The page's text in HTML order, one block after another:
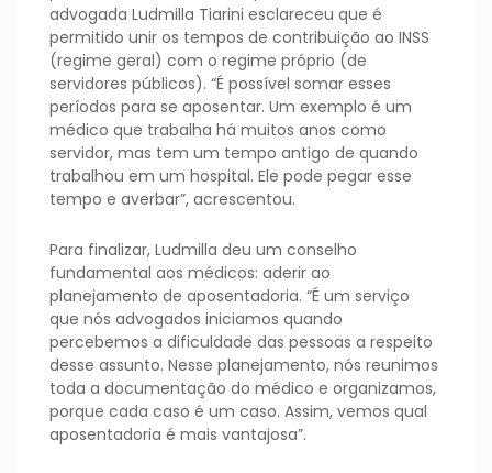
advogada Ludmilla Tiarini esclareceu que é
permitido unir os tempos de contribuição ao INSS
(regime geral) com o regime próprio (de
servidores públicos). “É possível somar esses
períodos para se aposentar. Um exemplo é um
médico que trabalha há muitos anos como
servidor, mas tem um tempo antigo de quando
trabalhou em um hospital. Ele pode pegar esse
tempo e averbar”, acrescentou.
Para finalizar, Ludmilla deu um conselho
fundamental aos médicos: aderir ao
planejamento de aposentadoria. “É um serviço
que nós advogados iniciamos quando
percebemos a dificuldade das pessoas a respeito
desse assunto. Nesse planejamento, nós reunimos
toda a documentação do médico e organizamos,
porque cada caso é um caso. Assim, vemos qual
aposentadoria é mais vantajosa”.